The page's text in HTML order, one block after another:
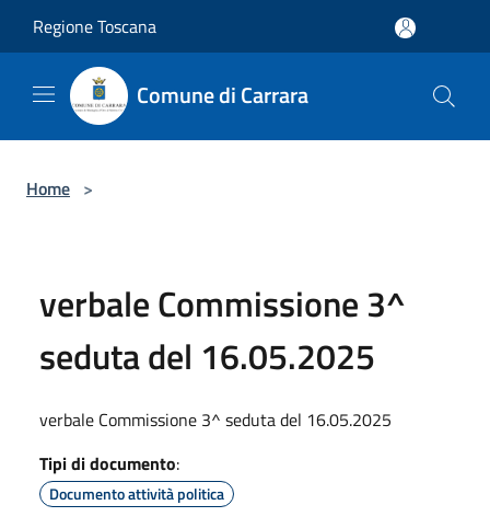
Regione Toscana
Comune di Carrara
Home >
verbale Commissione 3^
seduta del 16.05.2025
verbale Commissione 3^ seduta del 16.05.2025
Tipi di documento:
Documento attività politica